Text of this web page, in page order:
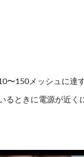
〜150メッシュに達
ときに電源が近く